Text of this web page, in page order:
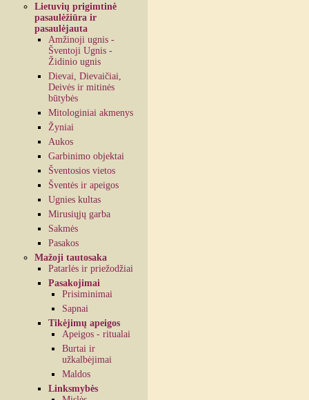
Lietuvių prigimtinė
pasaulėžiūra ir
pasaulėjauta
Amžinoji ugnis -
Šventoji Ugnis -
Židinio ugnis
Dievai, Dievaičiai,
Deivės ir mitinės
būtybės
Mitologiniai akmenys
Žyniai
Aukos
Garbinimo objektai
Šventosios vietos
Šventės ir apeigos
Ugnies kultas
Mirusiųjų garba
Sakmės
Pasakos
Mažoji tautosaka
Patarlės ir priežodžiai
Pasakojimai
Prisiminimai
Sapnai
Tikėjimų apeigos
Apeigos - ritualai
Burtai ir
užkalbėjimai
Maldos
Linksmybės